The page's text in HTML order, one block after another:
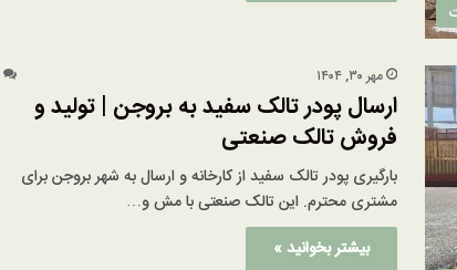
مهر ۳۰, ۱۴۰۴
ارسال پودر تالک سفید به بروجن | تولید و
فروش تالک صنعتی
بارگیری پودر تالک سفید از کارخانه و ارسال به شهر بروجن برای
مشتری محترم. این تالک صنعتی با مش و…
بیشتر بخوانید »